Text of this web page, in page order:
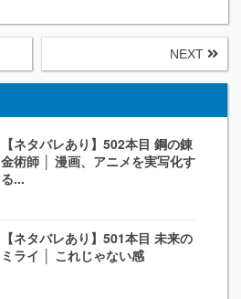
NEXT
【ネタバレあり】502本目 鋼の錬
金術師 │ 漫画、アニメを実写化す
る...
【ネタバレあり】501本目 未来の
ミライ │ これじゃない感